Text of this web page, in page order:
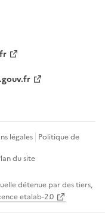
légales Politique de
du site
détenue par des tiers,
etalab-2.0